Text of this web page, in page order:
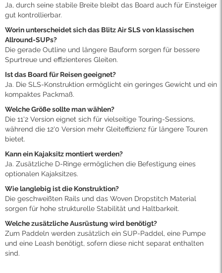
Ja, durch seine stabile Breite bleibt das Board auch für Einsteiger
gut kontrollierbar.
Worin unterscheidet sich das Blitz Air SLS von klassischen
Allround-SUPs?
Die gerade Outline und längere Bauform sorgen für bessere
Spurtreue und effizienteres Gleiten.
Ist das Board für Reisen geeignet?
Ja. Die SLS-Konstruktion ermöglicht ein geringes Gewicht und ein
kompaktes Packmaß.
Welche Größe sollte man wählen?
Die 11'2 Version eignet sich für vielseitige Touring-Sessions,
während die 12'0 Version mehr Gleiteffizienz für längere Touren
bietet.
Kann ein Kajaksitz montiert werden?
Ja. Zusätzliche D-Ringe ermöglichen die Befestigung eines
optionalen Kajaksitzes.
Wie langlebig ist die Konstruktion?
Die geschweißten Rails und das Woven Dropstitch Material
sorgen für hohe strukturelle Stabilität und Haltbarkeit.
Welche zusätzliche Ausrüstung wird benötigt?
Zum Paddeln werden zusätzlich ein SUP-Paddel, eine Pumpe
und eine Leash benötigt, sofern diese nicht separat enthalten
sind.